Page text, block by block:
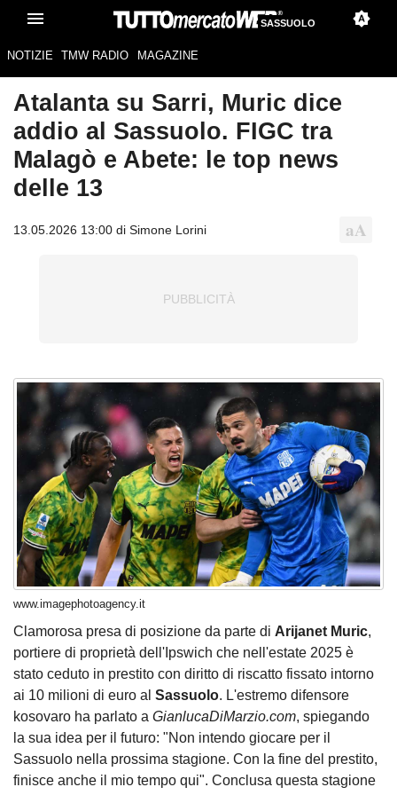
SASSUOLO
NOTIZIE TMW RADIO MAGAZINE
Atalanta su Sarri, Muric dice
addio al Sassuolo. FIGC tra
Malagò e Abete: le top news
delle 13
13.05.2026 13:00 di Simone Lorini
www.imagephotoagency.it
Clamorosa presa di posizione da parte di Arijanet Muric,
portiere di proprietà dell'Ipswich che nell'estate 2025 è
stato ceduto in prestito con diritto di riscatto fissato intorno
ai 10 milioni di euro al Sassuolo. L'estremo difensore
kosovaro ha parlato a GianlucaDiMarzio.com, spiegando
la sua idea per il futuro: "Non intendo giocare per il
Sassuolo nella prossima stagione. Con la fine del prestito,
finisce anche il mio tempo qui". Conclusa questa stagione